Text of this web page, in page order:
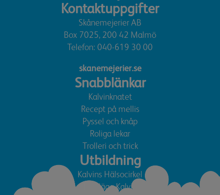
Kontaktuppgifter
Skånemejerier AB
Box 7025, 200 42 Malmö
Telefon: 040-619 30 00
skanemejerier.se
Snabblänkar
Kalvinknatet
Recept på mellis
Pyssel och knåp
Roliga lekar
Trolleri och trick
Utbildning
Kalvins Hälsocirkel
Färglägg Kalvin